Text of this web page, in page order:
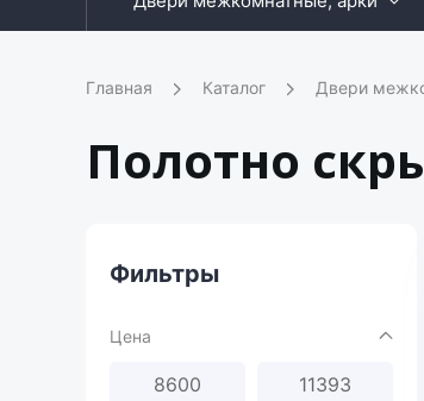
Главная Каталог Двери
Полотно
Фильтры
Цена